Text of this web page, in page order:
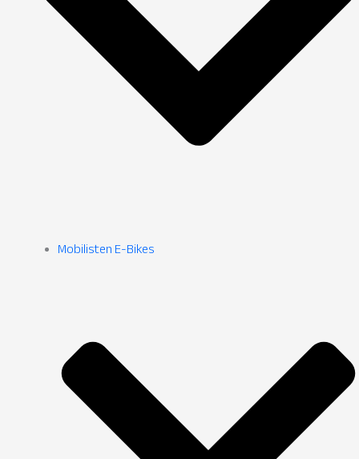
Mobilisten E-Bikes